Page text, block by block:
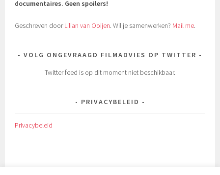
documentaires. Geen spoilers!
Geschreven doorLilian van Ooijen. Wil je samenwerken? Mail me.
VOLG ONGEVRAAGD FILMADVIES OP TWITTER
Twitter feed is op dit moment niet beschikbaar.
PRIVACYBELEID
Privacybeleid